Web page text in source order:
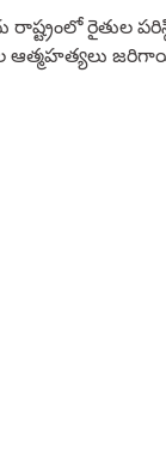
రాష్ట్రంలో రైతుల